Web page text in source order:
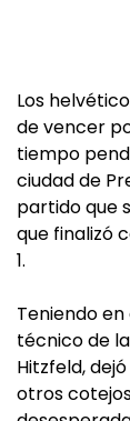
Los
de vencer
tiempo
ciudad de
partido que
que finalizó
1.
Teniendo
técnico de
Hitzfeld,
otros